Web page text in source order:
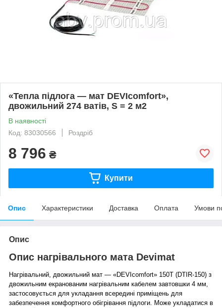
«Тепла підлога — мат DEVIcomfort»,
двожильний 274 ватів, S = 2 м2
В наявності
Код: 83030566
Роздріб
8 796 ₴
Купити
Опис Характеристики Доставка Оплата Умови
Опис
Опис нагрівального мата Devimat
Нагрівальний, двожильний мат — «DEVIcomfort» 150T (DTIR-150) з
двожильним екранованим нагрівальним кабелем завтовшки 4 мм,
застосовується для укладання всередині приміщень для
забезпечення комфортного обігрівання підлоги. Може укладатися в